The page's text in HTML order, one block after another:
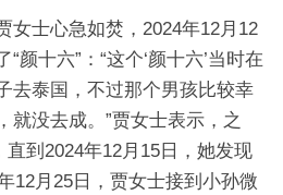
士心急如焚，2024年12月12
颜十六”：“这个‘颜十六’当时在
去泰国，不过那个男孩比较幸
就没去成。”贾女士表示，之
直到2024年12月15日，她发现
12月25日，贾女士接到小孙微